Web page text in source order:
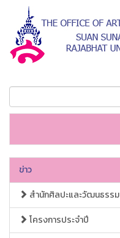
ข่าว
สำนักศิลปะและวัฒนธรรม
โครงการประจำปี